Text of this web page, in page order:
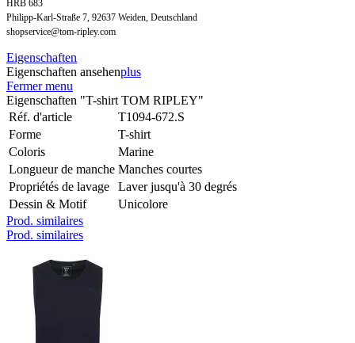
HRB 683
Philipp-Karl-Straße 7, 92637 Weiden, Deutschland
shopservice@tom-ripley.com
Eigenschaften
Eigenschaften ansehenplus
Fermer menu
Eigenschaften "T-shirt TOM RIPLEY"
Réf. d'article
T1094-672.S
Forme
T-shirt
Coloris
Marine
Longueur de manche Manches courtes
Propriétés de lavage
Laver jusqu'à 30 degrés
Dessin & Motif
Unicolore
Prod. similaires
Prod. similaires